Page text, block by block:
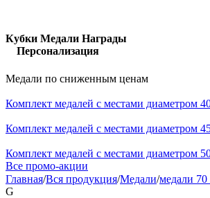
Кубки Медали Награды
Персонализация
Медали по сниженным ценам
Комплект медалей с местами диаметром
Комплект медалей с местами диаметром
Комплект медалей с местами диаметром
Все промо-акции
Главная/Вся продукция/Медали/медали
G